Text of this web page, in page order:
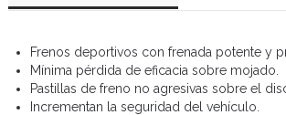
Frenos deportivos con frenada potente y
Mínima pérdida de eficacia sobre mojado.
Pastillas de freno no agresivas sobre el
Incrementan la seguridad del vehículo.